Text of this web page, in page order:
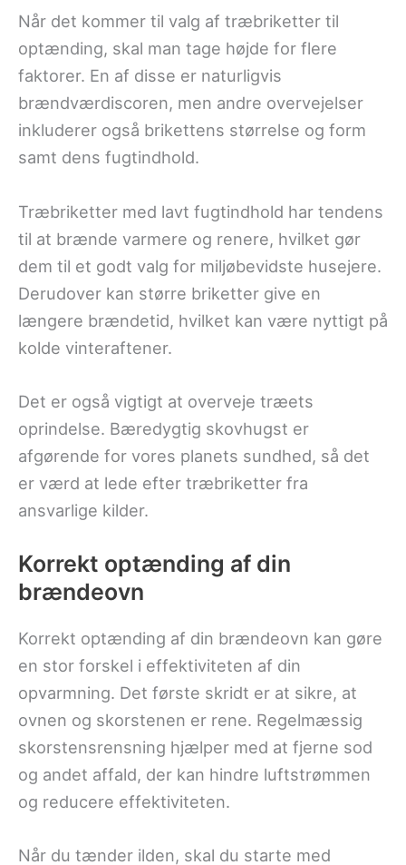
Når det kommer til valg af træbriketter til
optænding, skal man tage højde for flere
faktorer. En af disse er naturligvis
brændværdiscoren, men andre overvejelser
inkluderer også brikettens størrelse og form
samt dens fugtindhold.
Træbriketter med lavt fugtindhold har tendens
til at brænde varmere og renere, hvilket gør
dem til et godt valg for miljøbevidste husejere.
Derudover kan større briketter give en
længere brændetid, hvilket kan være nyttigt på
kolde vinteraftener.
Det er også vigtigt at overveje træets
oprindelse. Bæredygtig skovhugst er
afgørende for vores planets sundhed, så det
er værd at lede efter træbriketter fra
ansvarlige kilder.
Korrekt optænding af din
brændeovn
Korrekt optænding af din brændeovn kan gøre
en stor forskel i effektiviteten af din
opvarmning. Det første skridt er at sikre, at
ovnen og skorstenen er rene. Regelmæssig
skorstensrensning hjælper med at fjerne sod
og andet affald, der kan hindre luftstrømmen
og reducere effektiviteten.
Når du tænder ilden, skal du starte med